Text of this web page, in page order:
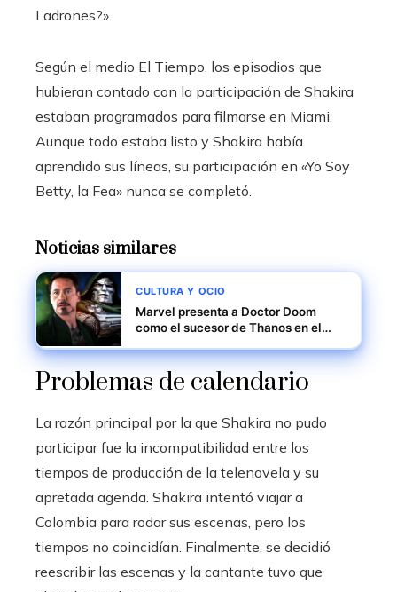
Ladrones?».
Según el medio El Tiempo, los episodios que
hubieran contado con la participación de Shakira
estaban programados para filmarse en Miami.
Aunque todo estaba listo y Shakira había
aprendido sus líneas, su participación en «Yo Soy
Betty, la Fea» nunca se completó.
Noticias similares
CULTURA Y OCIO
Marvel presenta a Doctor Doom
como el sucesor de Thanos en el
Problemas de calendario
La razón principal por la que Shakira no pudo
participar fue la incompatibilidad entre los
tiempos de producción de la telenovela y su
apretada agenda. Shakira intentó viajar a
Colombia para rodar sus escenas, pero los
tiempos no coincidían. Finalmente, se decidió
reescribir las escenas y la cantante tuvo que